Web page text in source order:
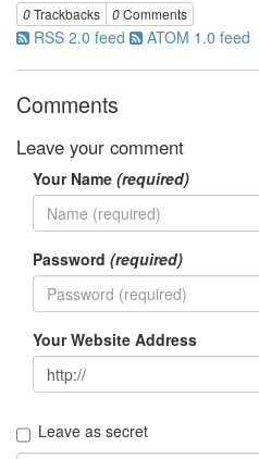
0Trackbacks 0Comments
RSS 2.0 feed ATOM 1.0 feed
Comments
Leave your comment
Your Name (required)
Password (required)
Your Website Address
Leave as secret
Boards
0
Controllers
0
0